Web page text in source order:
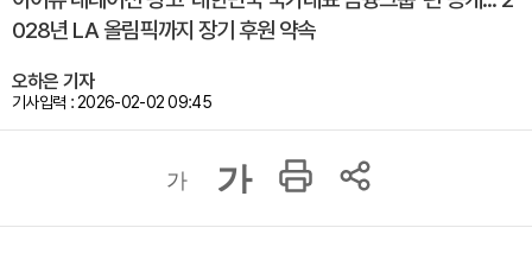
028년 LA 올림픽까지 장기 후원 약속
오하은 기자
기사입력 : 2026-02-02 09:45
가 가